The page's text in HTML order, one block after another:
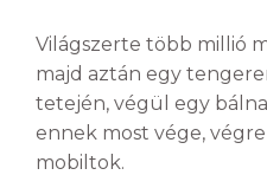
Világszerte több millió
majd aztán egy
tetején, végül egy
ennek most vége,
mobiltok.